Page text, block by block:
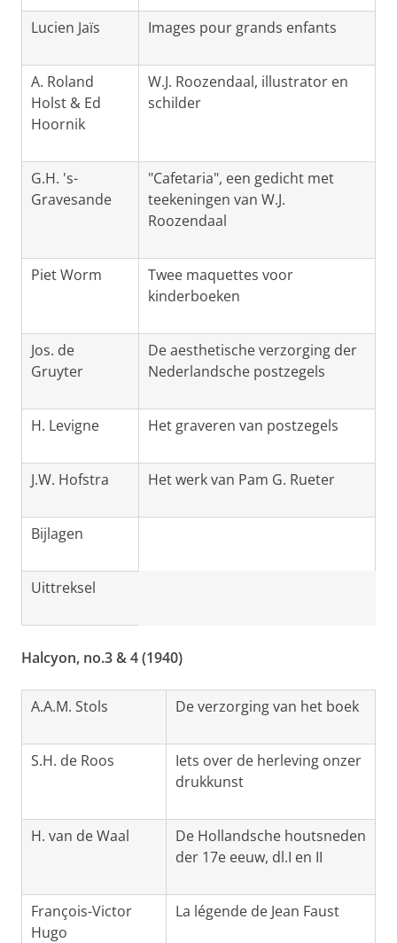
Lucien Jaïs Images pour grands enfants
A. Roland
Holst & Ed
Hoornik
W.J. Roozendaal, illustrator en
schilder
G.H. 's-
Gravesande
"Cafetaria", een gedicht met
teekeningen van W.J.
Roozendaal
Piet Worm
Twee maquettes voor
kinderboeken
Jos. de
Gruyter
De aesthetische verzorging der
Nederlandsche postzegels
H. Levigne Het graveren van postzegels
J.W. Hofstra Het werk van Pam G. Rueter
Bijlagen
Uittreksel
Halcyon, no.3 & 4 (1940)
A.A.M. Stols De verzorging van het boek
S.H. de Roos
Iets over de herleving onzer
drukkunst
H. van de Waal
De Hollandsche houtsneden
der 17e eeuw, dl.I en II
François-Victor
Hugo
La légende de Jean Faust